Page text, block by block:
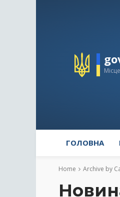
ГОЛОВНА
Home Archive by